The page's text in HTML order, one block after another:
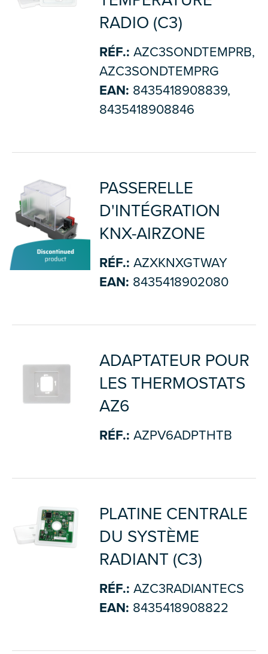
RADIO (C3)
RÉF.: AZC3SONDTEMPRB,
AZC3SONDTEMPRG
EAN: 8435418908839,
8435418908846
PASSERELLE
D'INTÉGRATION
KNX-AIRZONE
RÉF.: AZXKNXGTWAY
EAN: 8435418902080
ADAPTATEUR POUR
LES THERMOSTATS
AZ6
RÉF.: AZPV6ADPTHTB
PLATINE CENTRALE
DU SYSTÈME
RADIANT (C3)
RÉF.: AZC3RADIANTECS
EAN: 8435418908822